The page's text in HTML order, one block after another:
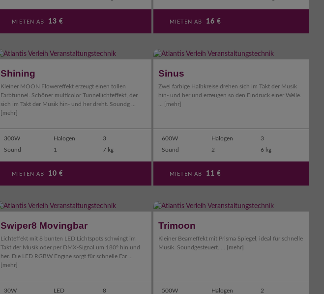
MIETEN AB 13 € MIETEN AB 16 €
Shining
Kleiner MOON Flowereffekt erzeugt einen tollen
Farbtunnel. Schöner multicolor Tunnellichteffekt, der
sich im Takt der Musik hin- und her dreht. Soundg ...
[mehr]
300W Halogen
3
Sound
1 7 kg
MIETEN AB 10 €
Sinus
Zwei farbige Halbkreise drehen sich im Takt der Musik
hin- und her und erzeugen so den Eindruck einer Welle.
[mehr]
600W Halogen
3
Sound
2 6 kg
MIETEN AB 11 €
Swiper8 Movingbar
Lichteffekt mit 8 bunten LED Lichtspots schwingt im
Takt der Musik oder per DMX-Signal um 180° hin und
her. Die LED RGBW Engine sorgt für schnelle Far ...
[mehr]
30W LED
8
Trimoon
Kleiner Beameffekt mit Prisma Spiegel, ideal für schnelle
Musik. Soundgesteuert. ...
[mehr]
500W Halogen
2